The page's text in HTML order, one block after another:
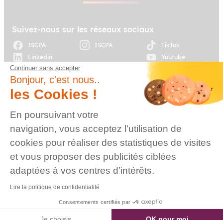
Suivez-nous sur les réseaux sociaux
ISCPA ISCPA
TikTok
Linkedin
Youtube
© 2026 Établissement
d’enseignement
supérieur technique
but non lucratif –
Groupe IGENSIA
Education – Mise à jour
site : Janvier 2026
Plan du site
Charte des données
personnelles
Contact
Continuer sans accepter
Bonjour, c'est nous..
les Cookies !
En poursuivant votre
navigation, vous acceptez l’utilisation de
cookies pour réaliser des statistiques de visites
et vous proposer des publicités ciblées
adaptées à vos centres d’intérêts.
Lire la politique de confidentialité
Consentements certifiés par